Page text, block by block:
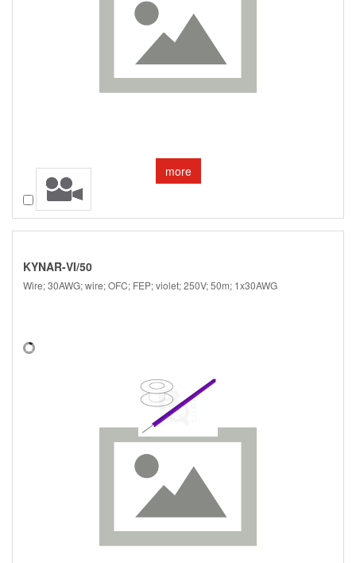
more
Compare
KYNAR-VI/50
Wire; 30AWG; wire; OFC; FEP; violet; 250V; 50m; 1x30AWG